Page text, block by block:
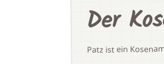
Der
Patz ist ein